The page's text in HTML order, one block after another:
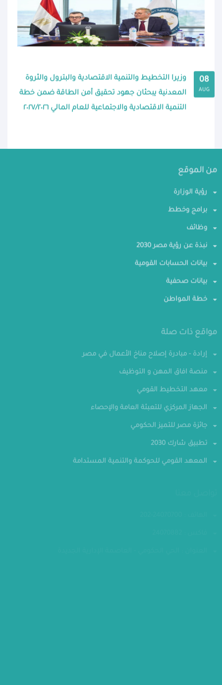
08
AUG
وزيرا التخطيط والتنمية الاقتصادية والبترول والثروة
المعدنية يبحثان جهود تحقيق أمن الطاقة ضمن خطة
التنمية الاقتصادية والاجتماعية للعام المالي ٢٠٢٧/٢٠٢٦
من الموقع
رؤية الوزارة
برامج وخطط
وظائف
نبذة عن رؤية مصر 2030
بيانات الحسابات القومية
بيانات صحفية
خطة المواطن
مواقع ذات صلة
إرادة - مبادرة إصلاح مناخ الأعمال في مصر
معهد التخطيط القومي
الجهاز المركزي للتعبئة العامة والإحصاء
جائزة مصر للتميز الحكومي
المعهد القومي للحوكمة والتنمية المستدامة